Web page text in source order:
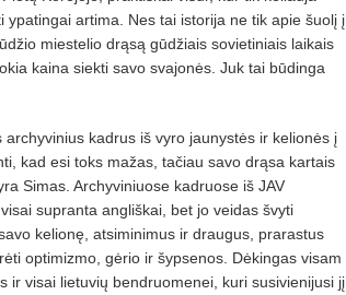
ypatingai artima. Nes tai istorija ne tik apie šuolį į
miestelio drąsą gūdžiais sovietiniais laikais
kaina siekti savo svajonės. Juk tai būdinga
kadrus iš vyro jaunystės ir kelionės į
kad esi toks mažas, tačiau savo drąsa kartais
Simas. Archyviniuose kadruose iš JAV
supranta angliškai, bet jo veidas švyti
kelionę, atsiminimus ir draugus, prarastus
optimizmo, gėrio ir šypsenos. Dėkingas visam
ir visai lietuvių bendruomenei, kuri susivienijusi jį